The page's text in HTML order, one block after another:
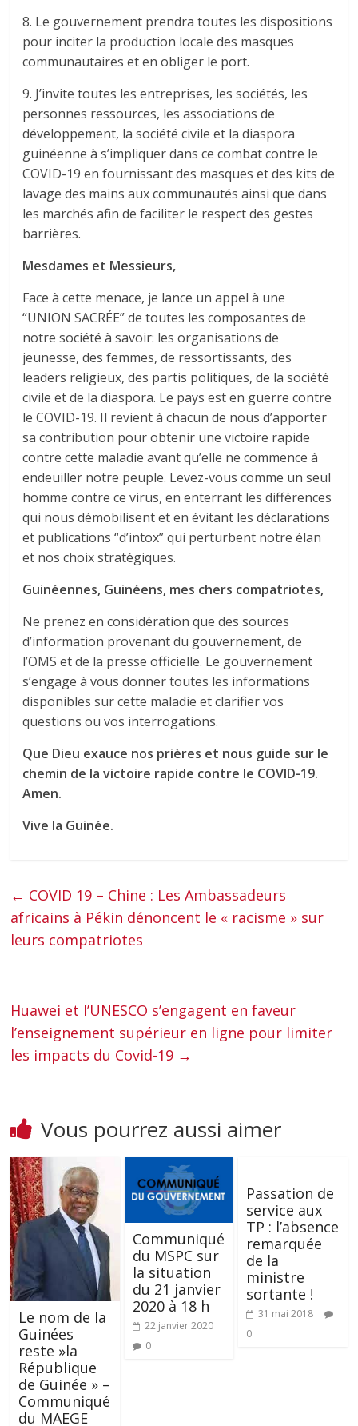
8. Le gouvernement prendra toutes les dispositions
pour inciter la production locale des masques
communautaires et en obliger le port.
9. J’invite toutes les entreprises, les sociétés, les
personnes ressources, les associations de
développement, la société civile et la diaspora
guinéenne à s’impliquer dans ce combat contre le
COVID-19 en fournissant des masques et des kits de
lavage des mains aux communautés ainsi que dans
les marchés afin de faciliter le respect des gestes
barrières.
Mesdames et Messieurs,
Face à cette menace, je lance un appel à une
“UNION SACRÉE” de toutes les composantes de
notre société à savoir: les organisations de
jeunesse, des femmes, de ressortissants, des
leaders religieux, des partis politiques, de la société
civile et de la diaspora. Le pays est en guerre contre
le COVID-19. Il revient à chacun de nous d’apporter
sa contribution pour obtenir une victoire rapide
contre cette maladie avant qu’elle ne commence à
endeuiller notre peuple. Levez-vous comme un seul
homme contre ce virus, en enterrant les différences
qui nous démobilisent et en évitant les déclarations
et publications “d’intox” qui perturbent notre élan
et nos choix stratégiques.
Guinéennes, Guinéens, mes chers compatriotes,
Ne prenez en considération que des sources
d’information provenant du gouvernement, de
l’OMS et de la presse officielle. Le gouvernement
s’engage à vous donner toutes les informations
disponibles sur cette maladie et clarifier vos
questions ou vos interrogations.
Que Dieu exauce nos prières et nous guide sur le
chemin de la victoire rapide contre le COVID-19.
Amen.
Vive la Guinée.
← COVID 19 – Chine : Les Ambassadeurs
africains à Pékin dénoncent le « racisme » sur
leurs compatriotes
Huawei et l’UNESCO s’engagent en faveur
l’enseignement supérieur en ligne pour limiter
les impacts du Covid-19 →
Vous pourrez aussi aimer
Le nom de la
Guinées
reste »la
République
de Guinée » –
Communiqué
du MAEGE
Communiqué
du MSPC sur
la situation
du 21 janvier
2020 à 18 h
22 janvier 2020
0
Passation de
service aux
TP : l’absence
remarquée
de la
ministre
sortante !
31 mai 2018
0